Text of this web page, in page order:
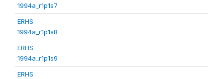
1994a_r1p1s7
ERHS
1994a_r1p1s8
ERHS
1994a_r1p1s9
ERHS